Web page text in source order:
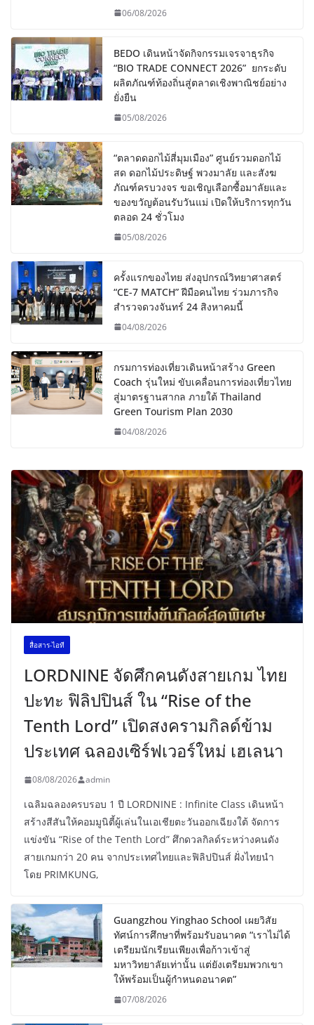
06/08/2026
BEDO เดินหน้าจัดกิจกรรมเจรจาธุรกิจ
“BIO TRADE CONNECT 2026” ยกระดับ
ผลิตภัณฑ์ท้องถิ่นสู่ตลาดเชิงพาณิชย์อย่าง
ยั่งยืน
05/08/2026
“ตลาดดอกไม้สี่มุมเมือง” ศูนย์รวมดอกไม้
สด ดอกไม้ประดิษฐ์ พวงมาลัย และสังฆ
ภัณฑ์ครบวงจร ขอเชิญเลือกซื้อมาลัยและ
ของขวัญต้อนรับวันแม่ เปิดให้บริการทุกวัน
ตลอด 24 ชั่วโมง
05/08/2026
ครั้งแรกของไทย ส่งอุปกรณ์วิทยาศาสตร์
“CE-7 MATCH” ฝีมือคนไทย ร่วมภารกิจ
สำรวจดวงจันทร์ 24 สิงหาคมนี้
04/08/2026
กรมการท่องเที่ยวเดินหน้าสร้าง Green
Coach รุ่นใหม่ ขับเคลื่อนการท่องเที่ยวไทย
สู่มาตรฐานสากล ภายใต้ Thailand
Green Tourism Plan 2030
04/08/2026
สื่อสาร-ไอที
LORDNINE จัดศึกคนดังสายเกม ไทย
ปะทะ ฟิลิปปินส์ ใน “Rise of the
Tenth Lord” เปิดสงครามกิลด์ข้าม
ประเทศ ฉลองเซิร์ฟเวอร์ใหม่ เฮเลนา
08/08/2026 admin
เฉลิมฉลองครบรอบ 1 ปี LORDNINE : Infinite Class เดินหน้า
สร้างสีสันให้คอมมูนิตี้ผู้เล่นในเอเชียตะวันออกเฉียงใต้ จัดการ
แข่งขัน “Rise of the Tenth Lord” ศึกดวลกิลด์ระหว่างคนดัง
สายเกมกว่า 20 คน จากประเทศไทยและฟิลิปปินส์ ฝั่งไทยนำ
โดย PRIMKUNG,
Guangzhou Yinghao School เผยวิสัย
ทัศน์การศึกษาที่พร้อมรับอนาคต “เราไม่ได้
เตรียมนักเรียนเพียงเพื่อก้าวเข้าสู่
มหาวิทยาลัยเท่านั้น แต่ยังเตรียมพวกเขา
ให้พร้อมเป็นผู้กำหนดอนาคต”
07/08/2026